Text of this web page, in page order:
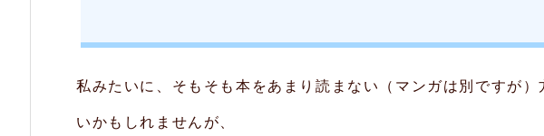
し
私みたいに、そもそも本をあまり読まない（マンガは別ですが
いかもしれませんが、